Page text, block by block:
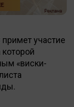
примет участие
«виски-